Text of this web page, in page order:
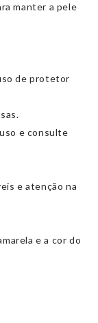
manter a pele
de protetor
e consulte
e atenção na
e a cor do